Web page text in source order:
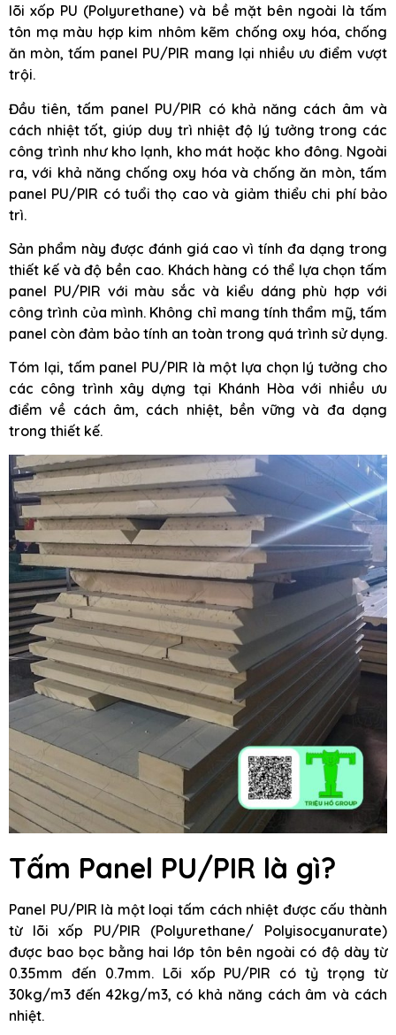
lõi xốp PU (Polyurethane) và bề mặt bên ngoài là tấm
tôn mạ màu hợp kim nhôm kẽm chống oxy hóa, chống
ăn mòn, tấm panel PU/PIR mang lại nhiều ưu điểm vượt
trội.
Đầu tiên, tấm panel PU/PIR có khả năng cách âm và
cách nhiệt tốt, giúp duy trì nhiệt độ lý tưởng trong các
công trình như kho lạnh, kho mát hoặc kho đông. Ngoài
ra, với khả năng chống oxy hóa và chống ăn mòn, tấm
panel PU/PIR có tuổi thọ cao và giảm thiểu chi phí bảo
trì.
Sản phẩm này được đánh giá cao vì tính đa dạng trong
thiết kế và độ bền cao. Khách hàng có thể lựa chọn tấm
panel PU/PIR với màu sắc và kiểu dáng phù hợp với
công trình của mình. Không chỉ mang tính thẩm mỹ, tấm
panel còn đảm bảo tính an toàn trong quá trình sử dụng.
Tóm lại, tấm panel PU/PIR là một lựa chọn lý tưởng cho
các công trình xây dựng tại Khánh Hòa với nhiều ưu
điểm về cách âm, cách nhiệt, bền vững và đa dạng
trong thiết kế.
Tấm Panel PU/PIR là gì?
Panel PU/PIR là một loại tấm cách nhiệt được cấu thành
từ lõi xốp PU/PIR (Polyurethane/ Polyisocyanurate)
được bao bọc bằng hai lớp tôn bên ngoài có độ dày từ
0.35mm đến 0.7mm. Lõi xốp PU/PIR có tỷ trọng từ
30kg/m3 đến 42kg/m3, có khả năng cách âm và cách
nhiệt.